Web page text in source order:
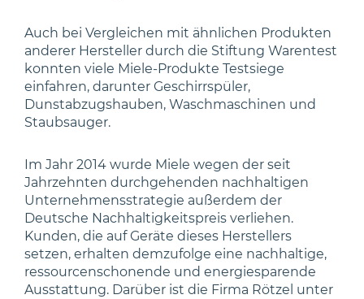
Auch bei Vergleichen mit ähnlichen Produkten
anderer Hersteller durch die Stiftung Warentest
konnten viele Miele-Produkte Testsiege
einfahren, darunter Geschirrspüler,
Dunstabzugshauben, Waschmaschinen und
Staubsauger.
Im Jahr 2014 wurde Miele wegen der seit
Jahrzehnten durchgehenden nachhaltigen
Unternehmensstrategie außerdem der
Deutsche Nachhaltigkeitspreis verliehen.
Kunden, die auf Geräte dieses Herstellers
setzen, erhalten demzufolge eine nachhaltige,
ressourcenschonende und energiesparende
Ausstattung. Darüber ist die Firma Rötzel unter